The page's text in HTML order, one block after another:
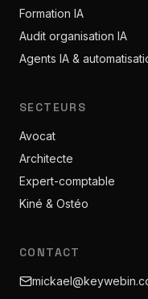
Formation IA
Audit organisation IA
Agents IA &
SECTEURS
Avocat
Architecte
Expert-comptable
Kiné & Ostéo
CONTACT